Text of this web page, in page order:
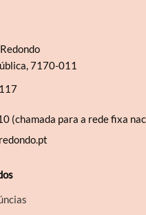
7170-011
(chamada para a rede fixa